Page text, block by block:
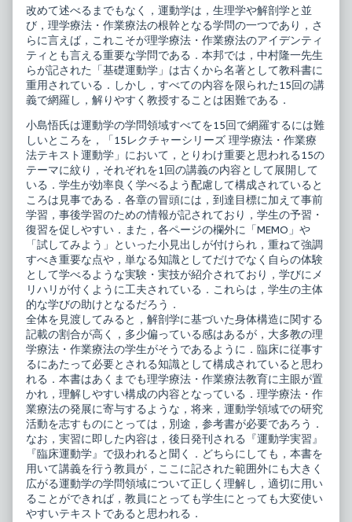
ズ
理
学
療
法・
作
業
療
法
キ
ス
ト
運
動
学
published
on
ク
チ
ャ
ー
シ
リ
ー
ズ
理
療
法・
作
業
療
法
テ
キ
ス
ト
運
動
学,
改めて述べるまでもなく，運動学は，生理学や解剖学と並
び，理学療法・作業療法の根幹となる学問の一つであり，さ
らに言えば，これこそが理学療法・作業療法のアイデンティ
ティとも言える重要な学問である．本邦では，中村隆一先生
らが記された「基礎運動学」は古くから名著として教科書に
重用されている．しかし，すべての内容を限られた15回の講
義で網羅し，解りやすく教授することは困難である．
小島悟氏は運動学の学問領域すべてを15回で網羅するには難
しいところを，「15レクチャーシリーズ 理学療法・作業療
法テキスト運動学」において，とりわけ重要と思われる15の
テーマに紋り，それぞれを1回の講義の内容として展開して
いる．学生が効率良く学べるよう配慮して構成されていると
ころは見事である．各章の冒頭には，到達目標に加えて事前
学習，事後学習のための情報が記されており，学生の予習・
復習を促しやすい．また，各ページの欄外に「MEMO」や
「試してみよう」といった小見出しが付けられ，重ねて強調
すべき重要な点や，単なる知識としてだけでなく自らの体験
として学べるような実験・実技が紹介されており，学びにメ
リハリが付くように工夫されている．これらは，学生の主体
的な学びの助けとなるだろう．
全体を見渡してみると，解剖学に基づいた身体構造に関する
記載の割合が高く，多少偏っている感はあるが，大多教の理
学療法・作業療法の学生がそうであるように．臨床に従事す
るにあたって必要とされる知識として構成されていると思わ
れる．本書はあくまでも理学療法・作業療法教育に主眼が置
かれ，理解しやすい構成の内容となっている．理学療法・作
業療法の発展に寄与するような，将来，運動学領域での研究
活動を志すものにとっては，別途，参考書が必要であろう．
なお，実習に即した内容は，後日発刊される『運動学実習』
『臨床運動学』で扱われると聞く．どちらにしても，本書を
用いて講義を行う教員が，ここに記された範囲外にも大きく
広がる運動学の学問領域について正しく理解し，適切に用い
ることができれば，教員にとっても学生にとっても大変使い
やすいテキストであると思われる．